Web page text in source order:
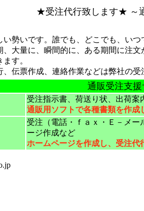
★受注代行致します★ ～
勢いです。誰でも、どこでも、い
大量に、瞬間的に、ある期間に注
す。
、伝票作成、連絡作業などは弊社
通販受注支援
受注指示書、荷送り状、出荷
通販用ソフトで各種書類を作成
受注（電話・ｆａｘ・Ｅ－メ
ージ作成など
ホームページを作成し、受注代